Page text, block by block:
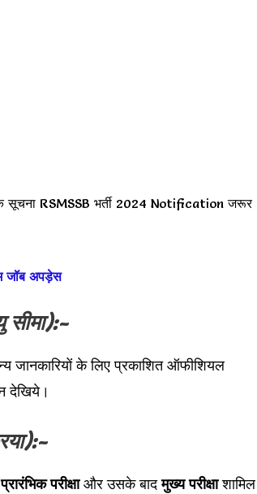
सूचना RSMSSB भर्ती 2024 Notification जरूर
जॉब अपड़ेस
जानकारियों के लिए प्रकाशित ऑफीशियल
देखिये।
प्रारंभिक परीक्षाऔर उसके बादमुख्य परीक्षाशामिल